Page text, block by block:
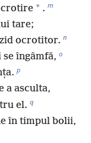
* . m
tare;
ocrotitor. n
îngâmfă, o
p
a asculta,
el. q
în timpul bolii,